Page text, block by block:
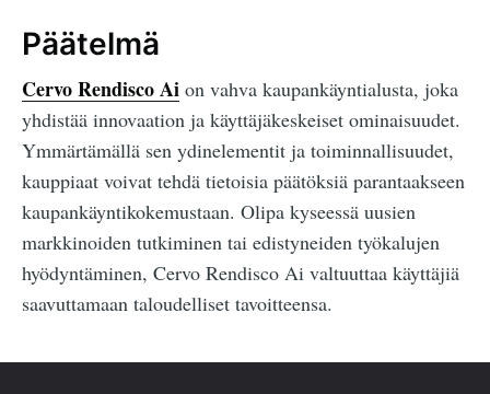
Päätelmä
Cervo Rendisco Ai on vahva kaupankäyntialusta, joka
yhdistää innovaation ja käyttäjäkeskeiset ominaisuudet.
Ymmärtämällä sen ydinelementit ja toiminnallisuudet,
kauppiaat voivat tehdä tietoisia päätöksiä parantaakseen
kaupankäyntikokemustaan. Olipa kyseessä uusien
markkinoiden tutkiminen tai edistyneiden työkalujen
hyödyntäminen, Cervo Rendisco Ai valtuuttaa käyttäjiä
saavuttamaan taloudelliset tavoitteensa.